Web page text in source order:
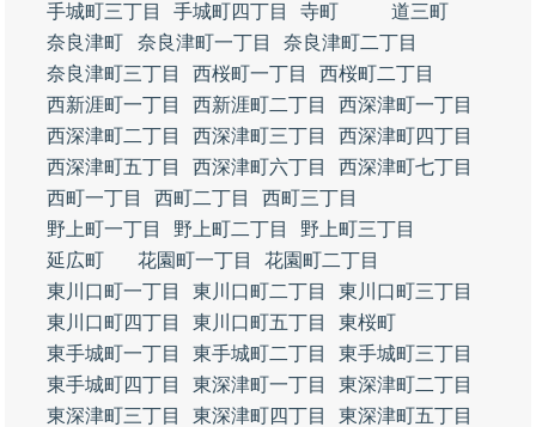
手城町三丁目
手城町四丁目 寺町
道三町
奈良津町
奈良津町一丁目
奈良津町二丁目
奈良津町三丁目
西桜町一丁目
西桜町二丁目
西新涯町一丁目
西新涯町二丁目
西深津町一丁目
西深津町二丁目
西深津町三丁目
西深津町四丁目
西深津町五丁目
西深津町六丁目
西深津町七丁目
西町一丁目
西町二丁目
西町三丁目
野上町一丁目
野上町二丁目
野上町三丁目
延広町
花園町一丁目
花園町二丁目
東川口町一丁目
東川口町二丁目
東川口町三丁目
東川口町四丁目
東川口町五丁目
東桜町
東手城町一丁目
東手城町二丁目
東手城町三丁目
東手城町四丁目
東深津町一丁目
東深津町二丁目
東深津町三丁目
東深津町四丁目
東深津町五丁目